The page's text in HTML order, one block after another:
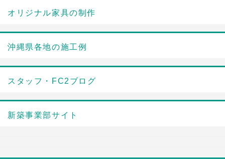
オリジナル家具の制作
沖縄県各地の施工例
スタッフ・FC2ブログ
新築事業部サイト